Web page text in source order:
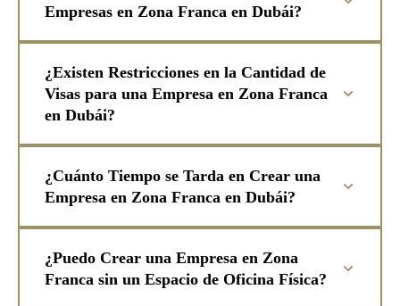
Empresas en Zona Franca en Dubái?
¿Existen Restricciones en la Cantidad de
Visas para una Empresa en Zona Franca
en Dubái?
¿Cuánto Tiempo se Tarda en Crear una
Empresa en Zona Franca en Dubái?
¿Puedo Crear una Empresa en Zona
Franca sin un Espacio de Oficina Física?